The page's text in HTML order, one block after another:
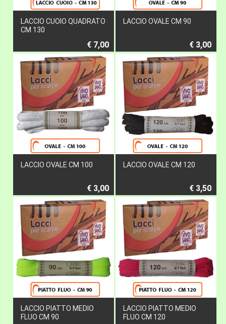
LACCIO CUOIO QUADRATO
CM 130
€ 7,00
LACCIO OVALE CM 90
€ 3,00
LACCIO OVALE CM 100
€ 3,00
LACCIO OVALE CM 120
€ 3,50
LACCIO PIATTO MEDIO
FLUO CM 90
LACCIO PIATTO MEDIO
FLUO CM 120